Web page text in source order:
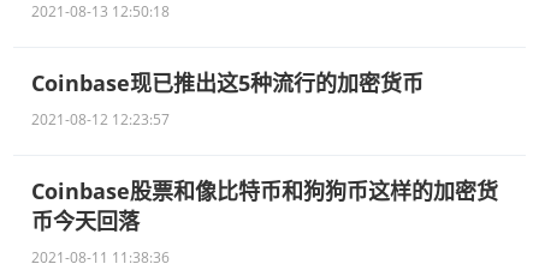
2021-08-13 12:50:18
Coinbase现已推出这5种流行的加密货币
2021-08-12 12:23:57
Coinbase股票和像比特币和狗狗币这样的加密货
币今天回落
2021-08-11 11:38:36